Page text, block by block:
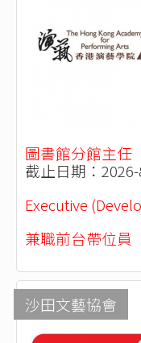
圖書館分館主任
截止日期：2026-
Executive
兼職前台帶位員
沙田文藝協會